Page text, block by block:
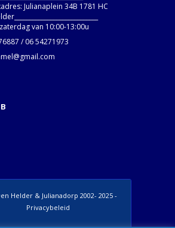
Julianaplein 34B 1781 HC
van 10:00-13:00u
/ 06 54271973
Helder & Julianadorp 2002- 2025 -
Privacybeleid